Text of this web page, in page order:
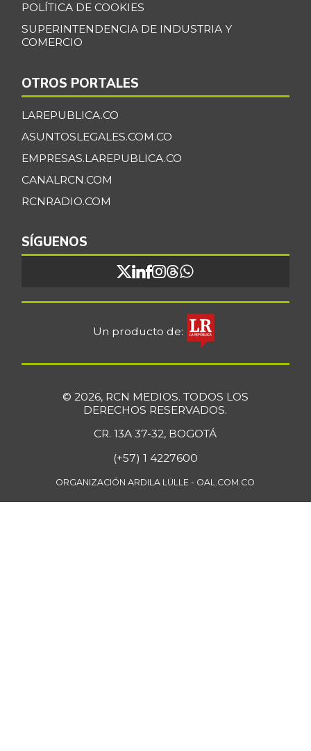
POLÍTICA DE COOKIES
SUPERINTENDENCIA DE INDUSTRIA Y
COMERCIO
OTROS PORTALES
LAREPUBLICA.CO
ASUNTOSLEGALES.COM.CO
EMPRESAS.LAREPUBLICA.CO
CANALRCN.COM
RCNRADIO.COM
SÍGUENOS
Un producto de:
© 2026, RCN MEDIOS. TODOS LOS
DERECHOS RESERVADOS.
CR. 13A 37-32, BOGOTÁ
(+57) 1 4227600
ORGANIZACIÓN ARDILA LÜLLE - OAL.COM.CO